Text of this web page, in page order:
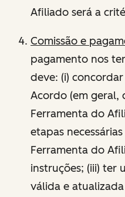
Afiliado será a
Comissão e
pagamento nos
deve: (i)
Acordo (em geral,
Ferramenta do
etapas
Ferramenta do
instruções; (iii) ter
válida e